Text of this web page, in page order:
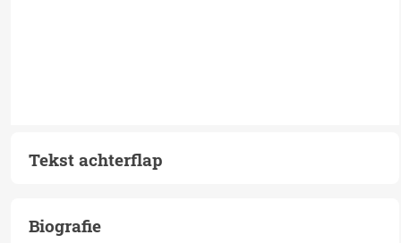
Tekst achterflap
Biografie